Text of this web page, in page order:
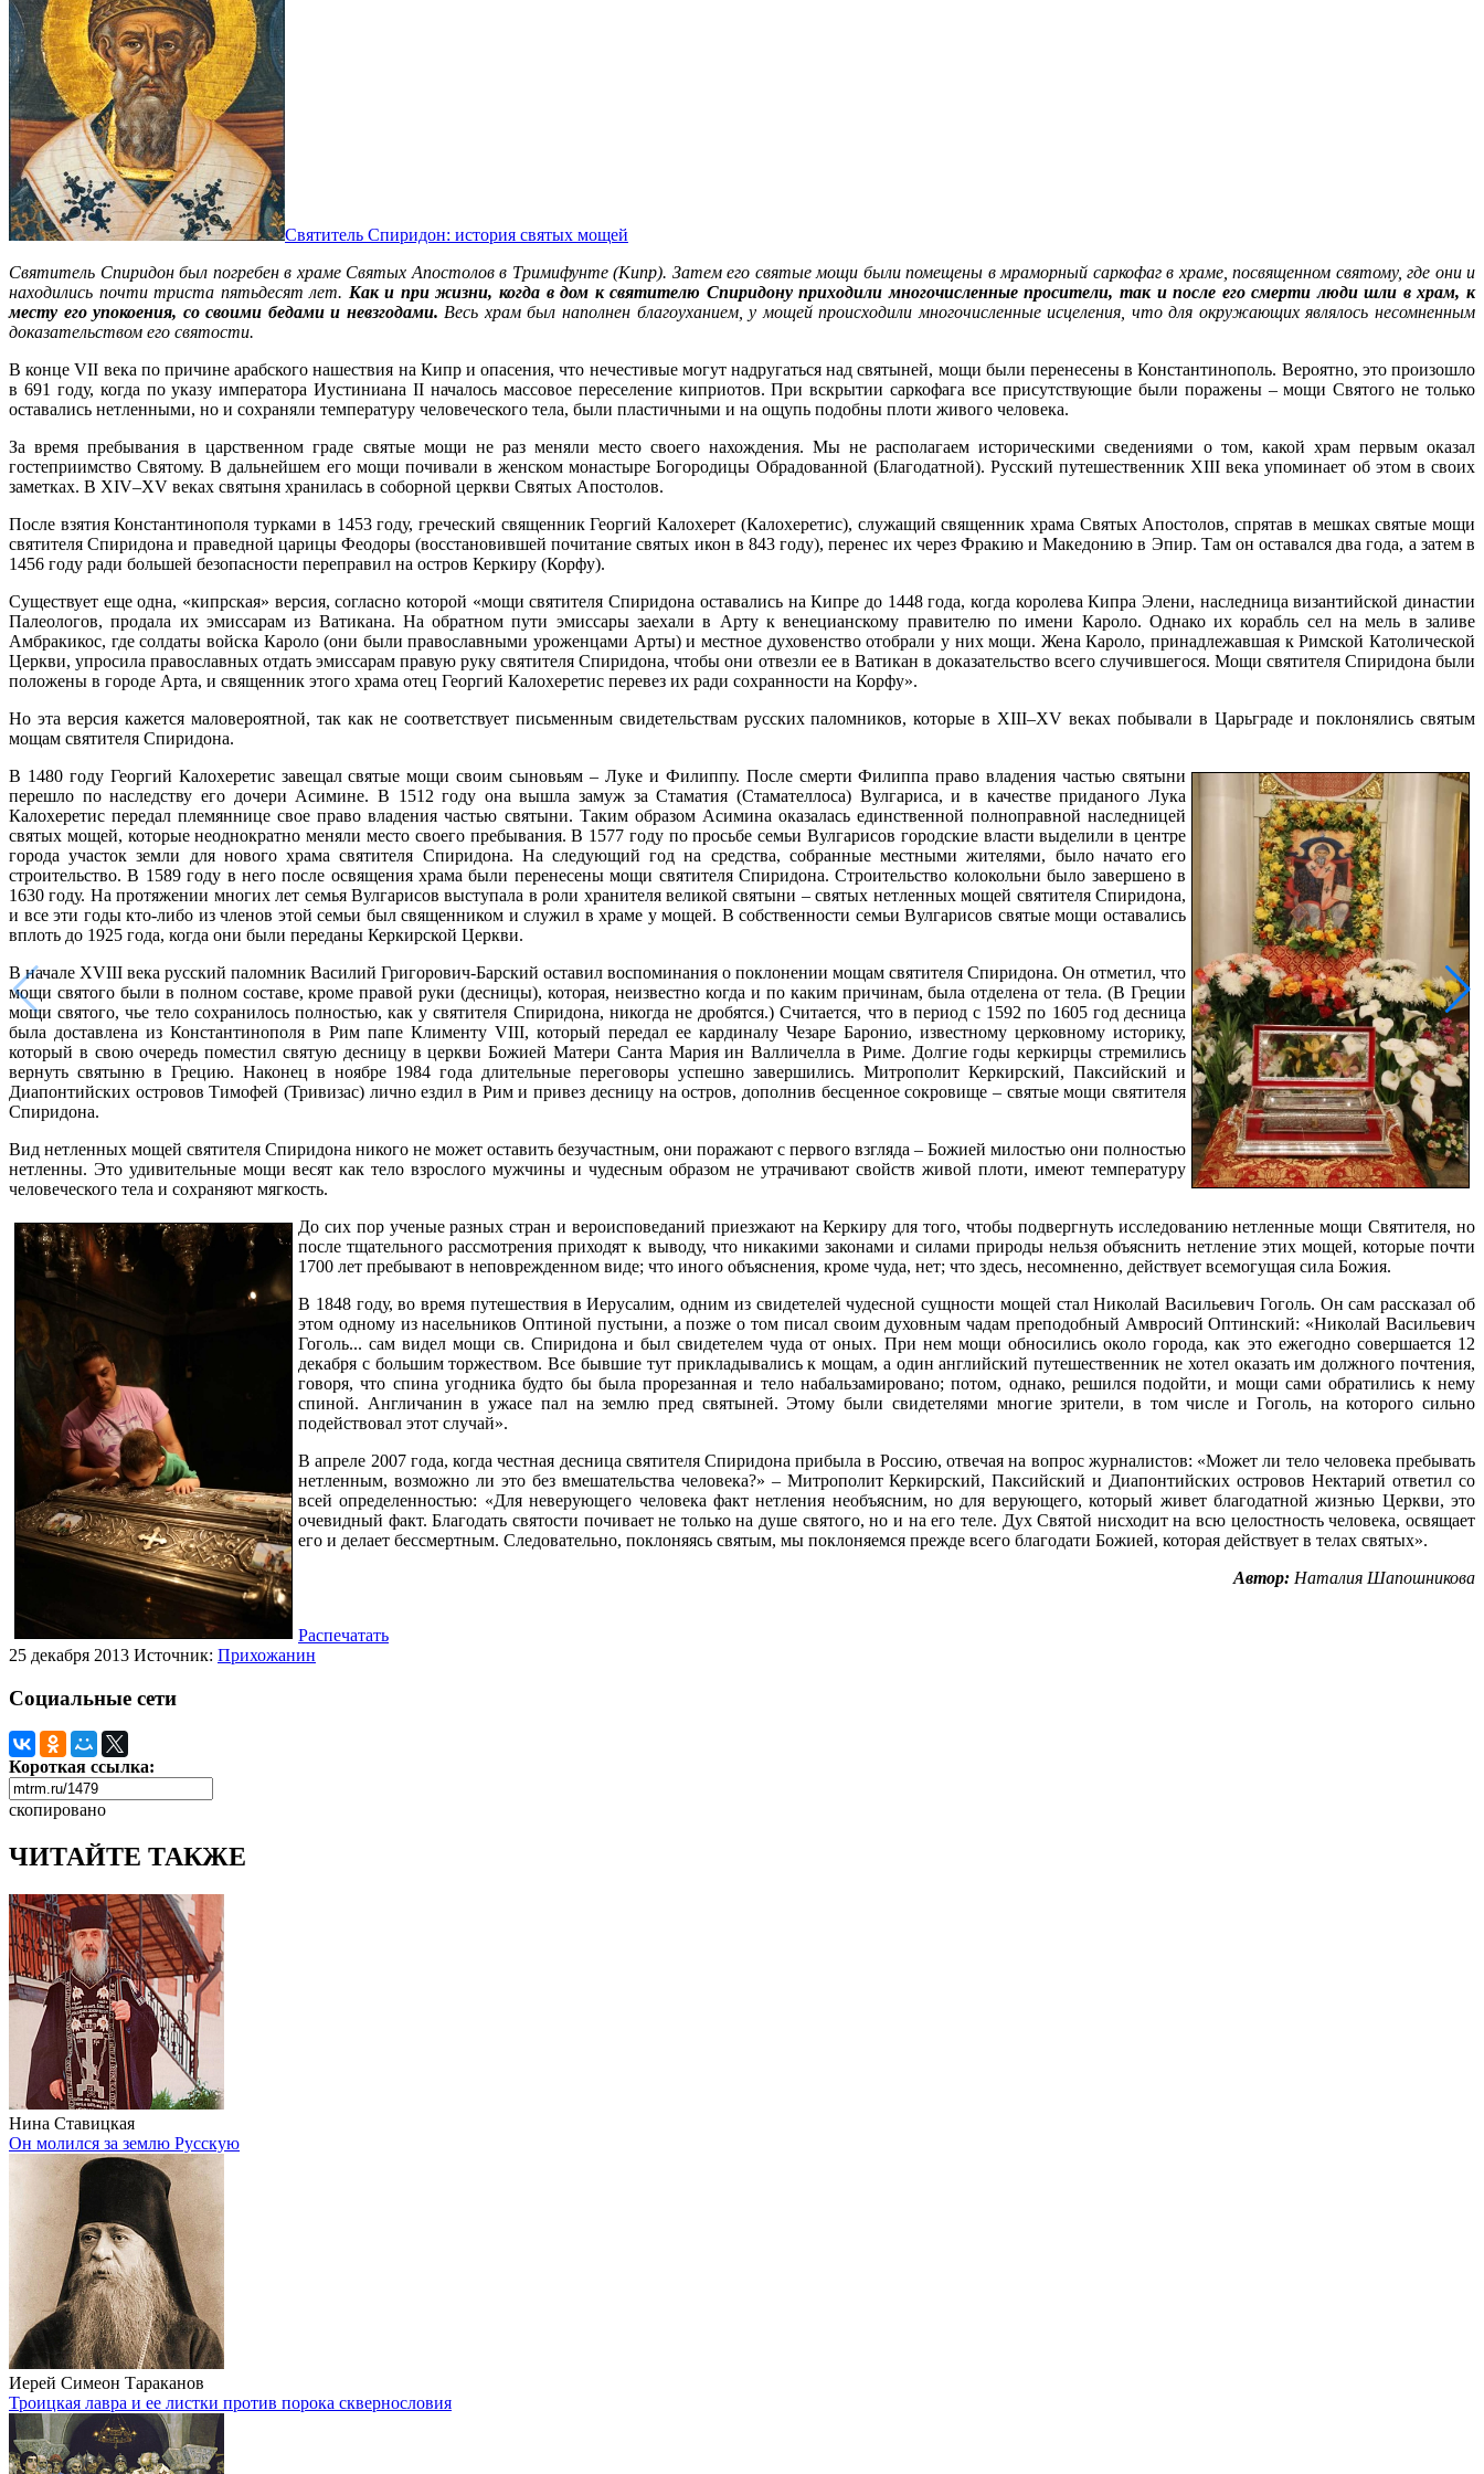
Святитель Спиридон: история святых мощей
Святитель Спиридон был погребен в храме Святых Апостолов в Тримифунте (Кипр). Затем его святые мощи были помещены в мраморный саркофаг в храме, посвященном святому, где они и
находились почти триста пятьдесят лет. Как и при жизни, когда в дом к святителю Спиридону приходили многочисленные просители, так и после его смерти люди шли в храм, к
месту его упокоения, со своими бедами и невзгодами. Весь храм был наполнен благоуханием, у мощей происходили многочисленные исцеления, что для окружающих являлось несомненным
доказательством его святости.
В конце VII века по причине арабского нашествия на Кипр и опасения, что нечестивые могут надругаться над святыней, мощи были перенесены в Константинополь. Вероятно, это произошло
в 691 году, когда по указу императора Иустиниана II началось массовое переселение киприотов. При вскрытии саркофага все присутствующие были поражены – мощи Святого не только
оставались нетленными, но и сохраняли температуру человеческого тела, были пластичными и на ощупь подобны плоти живого человека.
За время пребывания в царственном граде святые мощи не раз меняли место своего нахождения. Мы не располагаем историческими сведениями о том, какой храм первым оказал
гостеприимство Святому. В дальнейшем его мощи почивали в женском монастыре Богородицы Обрадованной (Благодатной). Русский путешественник XIII века упоминает об этом в своих
заметках. В XIV–XV веках святыня хранилась в соборной церкви Святых Апостолов.
После взятия Константинополя турками в 1453 году, греческий священник Георгий Калохерет (Калохеретис), служащий священник храма Святых Апостолов, спрятав в мешках святые мощи
святителя Спиридона и праведной царицы Феодоры (восстановившей почитание святых икон в 843 году), перенес их через Фракию и Македонию в Эпир. Там он оставался два года, а затем в
1456 году ради большей безопасности переправил на остров Керкиру (Корфу).
Существует еще одна, «кипрская» версия, согласно которой «мощи святителя Спиридона оставались на Кипре до 1448 года, когда королева Кипра Элени, наследница византийской династии
Палеологов, продала их эмиссарам из Ватикана. На обратном пути эмиссары заехали в Арту к венецианскому правителю по имени Кароло. Однако их корабль сел на мель в заливе
Амбракикос, где солдаты войска Кароло (они были православными уроженцами Арты) и местное духовенство отобрали у них мощи. Жена Кароло, принадлежавшая к Римской Католической
Церкви, упросила православных отдать эмиссарам правую руку святителя Спиридона, чтобы они отвезли ее в Ватикан в доказательство всего случившегося. Мощи святителя Спиридона были
положены в городе Арта, и священник этого храма отец Георгий Калохеретис перевез их ради сохранности на Корфу».
Но эта версия кажется маловероятной, так как не соответствует письменным свидетельствам русских паломников, которые в XIII–ХV веках побывали в Царьграде и поклонялись святым
мощам святителя Спиридона.
В 1480 году Георгий Калохеретис завещал святые мощи своим сыновьям – Луке и Филиппу. После смерти Филиппа право владения частью святыни
перешло по наследству его дочери Асимине. В 1512 году она вышла замуж за Стаматия (Стамателлоса) Вулгариса, и в качестве приданого Лука
Калохеретис передал племяннице свое право владения частью святыни. Таким образом Асимина оказалась единственной полноправной наследницей
святых мощей, которые неоднократно меняли место своего пребывания. В 1577 году по просьбе семьи Вулгарисов городские власти выделили в центре
города участок земли для нового храма святителя Спиридона. На следующий год на средства, собранные местными жителями, было начато его
строительство. В 1589 году в него после освящения храма были перенесены мощи святителя Спиридона. Строительство колокольни было завершено в
1630 году. На протяжении многих лет семья Вулгарисов выступала в роли хранителя великой святыни – святых нетленных мощей святителя Спиридона,
и все эти годы кто-либо из членов этой семьи был священником и служил в храме у мощей. В собственности семьи Вулгарисов святые мощи оставались
вплоть до 1925 года, когда они были переданы Керкирской Церкви.
В начале XVIII века русский паломник Василий Григорович-Барский оставил воспоминания о поклонении мощам святителя Спиридона. Он отметил, что
мощи святого были в полном составе, кроме правой руки (десницы), которая, неизвестно когда и по каким причинам, была отделена от тела. (В Греции
мощи святого, чье тело сохранилось полностью, как у святителя Спиридона, никогда не дробятся.) Считается, что в период с 1592 по 1605 год десница
была доставлена из Константинополя в Рим папе Клименту VIII, который передал ее кардиналу Чезаре Баронио, известному церковному историку,
который в свою очередь поместил святую десницу в церкви Божией Матери Санта Мария ин Валличелла в Риме. Долгие годы керкирцы стремились
вернуть святыню в Грецию. Наконец в ноябре 1984 года длительные переговоры успешно завершились. Митрополит Керкирский, Паксийский и
Диапонтийских островов Тимофей (Тривизас) лично ездил в Рим и привез десницу на остров, дополнив бесценное сокровище – святые мощи святителя
Спиридона.
Вид нетленных мощей святителя Спиридона никого не может оставить безучастным, они поражают с первого взгляда – Божией милостью они полностью
нетленны. Это удивительные мощи весят как тело взрослого мужчины и чудесным образом не утрачивают свойств живой плоти, имеют температуру
человеческого тела и сохраняют мягкость.
До сих пор ученые разных стран и вероисповеданий приезжают на Керкиру для того, чтобы подвергнуть исследованию нетленные мощи Святителя, но
после тщательного рассмотрения приходят к выводу, что никакими законами и силами природы нельзя объяснить нетление этих мощей, которые почти
1700 лет пребывают в неповрежденном виде; что иного объяснения, кроме чуда, нет; что здесь, несомненно, действует всемогущая сила Божия.
В 1848 году, во время путешествия в Иерусалим, одним из свидетелей чудесной сущности мощей стал Николай Васильевич Гоголь. Он сам рассказал об
этом одному из насельников Оптиной пустыни, а позже о том писал своим духовным чадам преподобный Амвросий Оптинский: «Николай Васильевич
Гоголь... сам видел мощи св. Спиридона и был свидетелем чуда от оных. При нем мощи обносились около города, как это ежегодно совершается 12
декабря с большим торжеством. Все бывшие тут прикладывались к мощам, а один английский путешественник не хотел оказать им должного почтения,
говоря, что спина угодника будто бы была прорезанная и тело набальзамировано; потом, однако, решился подойти, и мощи сами обратились к нему
спиной. Англичанин в ужасе пал на землю пред святыней. Этому были свидетелями многие зрители, в том числе и Гоголь, на которого сильно
подействовал этот случай».
В апреле 2007 года, когда честная десница святителя Спиридона прибыла в Россию, отвечая на вопрос журналистов: «Может ли тело человека пребывать
нетленным, возможно ли это без вмешательства человека?» – Митрополит Керкирский, Паксийский и Диапонтийских островов Нектарий ответил со
всей определенностью: «Для неверующего человека факт нетления необъясним, но для верующего, который живет благодатной жизнью Церкви, это
очевидный факт. Благодать святости почивает не только на душе святого, но и на его теле. Дух Святой нисходит на всю целостность человека, освящает
его и делает бессмертным. Следовательно, поклоняясь святым, мы поклоняемся прежде всего благодати Божией, которая действует в телах святых».
Автор: Наталия Шапошникова
Распечатать
25 декабря 2013 Источник: Прихожанин
Социальные сети
Короткая ссылка:
скопировано
ЧИТАЙТЕ ТАКЖЕ
Нина Ставицкая
Он молился за землю Русскую
Иерей Симеон Тараканов
Троицкая лавра и ее листки против порока сквернословия